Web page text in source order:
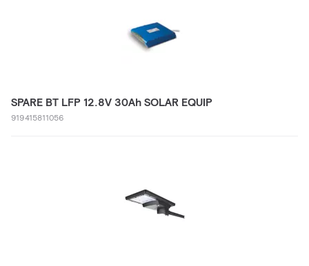
SPARE BT LFP 12.8V 30Ah SOLAR EQUIP
919415811056